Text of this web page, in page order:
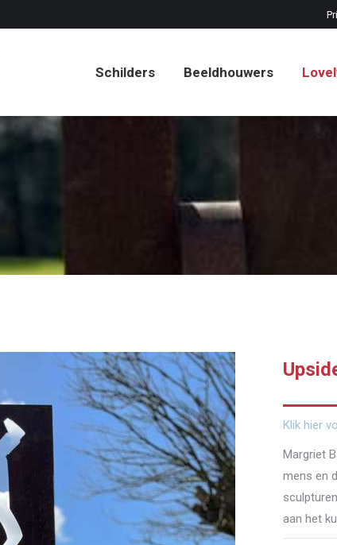
Schilders Beeldhouwers
Klik hier
Margriet
mens en
aan het
Schilders Beeldhouwers